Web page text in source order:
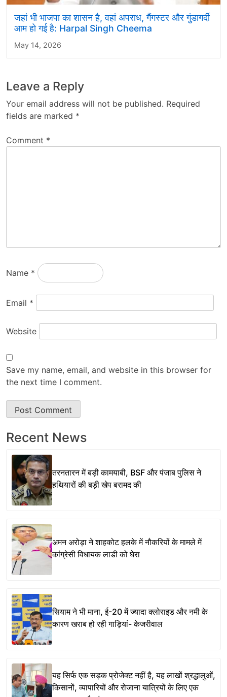
जहां भी भाजपा का शासन है, वहां अपराध, गैंगस्टर और गुंडागर्दी
आम हो गई है: Harpal Singh Cheema
May 14, 2026
Leave a Reply
Your email address will not be published. Required
fields are marked *
Comment *
Name *
Email *
Website
Save my name, email, and website in this browser for
the next time I comment.
Recent News
तरनतारन में बड़ी कामयाबी, BSF और पंजाब पुलिस ने
हथियारों की बड़ी खेप बरामद की
अमन अरोड़ा ने शाहकोट हलके में नौकरियों के मामले में
कांग्रेसी विधायक लाडी को घेरा
सियाम ने भी माना, ई-20 में ज्यादा क्लोराइड और नमी के
कारण खराब हो रही गाड़ियां- केजरीवाल
यह सिर्फ एक सड़क प्रोजेक्ट नहीं है, यह लाखों श्रद्धालुओं,
किसानों, व्यापारियों और रोजाना यात्रियों के लिए एक